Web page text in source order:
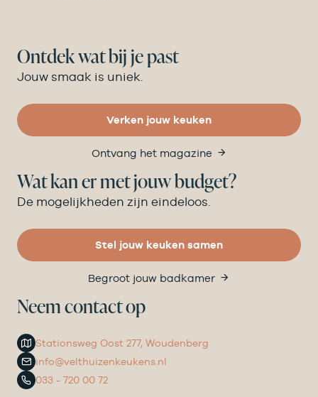
Ontdek wat bij je past
Jouw smaak is uniek.
Verken jouw keuken
Ontvang het magazine
Wat kan er met jouw budget?
De mogelijkheden zijn eindeloos.
Stel jouw keuken samen
Begroot jouw badkamer
Neem contact op
Stationsweg Oost 277, Woudenberg
info@velthuizenkeukens.nl
033 - 720 00 72